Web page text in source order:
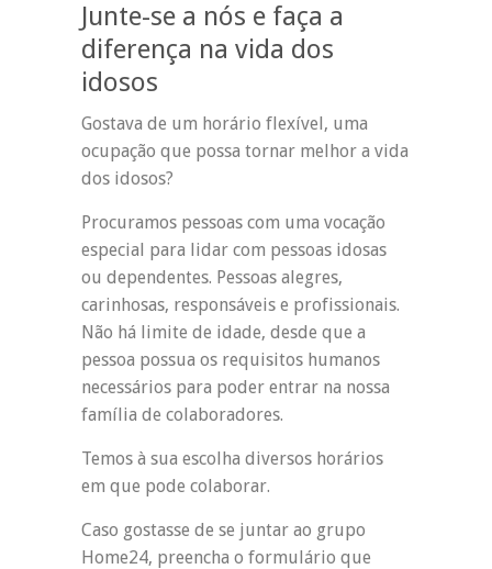
Junte-se a nós e faça a
diferença na vida dos
idosos
Gostava de um horário flexível, uma
ocupação que possa tornar melhor a vida
dos idosos?
Procuramos pessoas com uma vocação
especial para lidar com pessoas idosas
ou dependentes. Pessoas alegres,
carinhosas, responsáveis e profissionais.
Não há limite de idade, desde que a
pessoa possua os requisitos humanos
necessários para poder entrar na nossa
família de colaboradores.
Temos à sua escolha diversos horários
em que pode colaborar.
Caso gostasse de se juntar ao grupo
Home24, preencha o formulário que